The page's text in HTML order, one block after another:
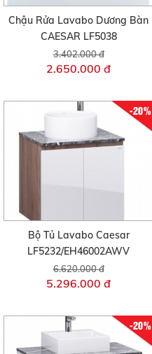
Chậu Rửa Lavabo Dương Bàn
CAESAR LF5038
3.402.000 đ
2.650.000 đ
-20%
Bộ Tủ Lavabo Caesar
LF5232/EH46002AWV
6.620.000 đ
5.296.000 đ
-20%